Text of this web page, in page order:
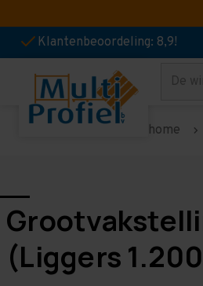
Klantenbeoordeling: 8,9!
Zoeken
home
(Liggers